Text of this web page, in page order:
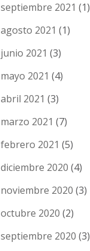
septiembre 2021 (1)
agosto 2021 (1)
junio 2021 (3)
mayo 2021 (4)
abril 2021 (3)
marzo 2021 (7)
febrero 2021 (5)
diciembre 2020 (4)
noviembre 2020 (3)
octubre 2020 (2)
septiembre 2020 (3)